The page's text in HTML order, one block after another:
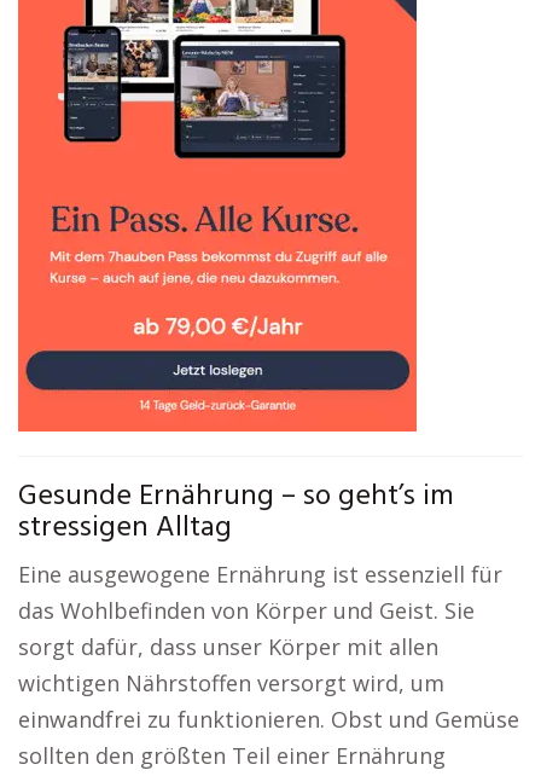
Gesunde Ernährung – so geht’s im
stressigen Alltag
Eine ausgewogene Ernährung ist essenziell für
das Wohlbefinden von Körper und Geist. Sie
sorgt dafür, dass unser Körper mit allen
wichtigen Nährstoffen versorgt wird, um
einwandfrei zu funktionieren. Obst und Gemüse
sollten den größten Teil einer Ernährung